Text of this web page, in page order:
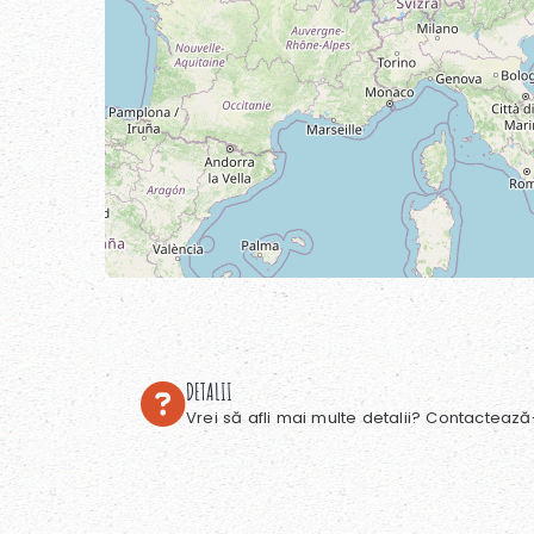
DETALII
Vrei să afli mai multe detalii?